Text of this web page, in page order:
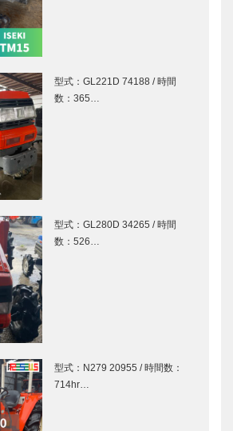
型式：GL221D 74188 / 時間
数：365…
型式：GL280D 34265 / 時間
数：526…
型式：N279 20955 / 時間数：
714hr…